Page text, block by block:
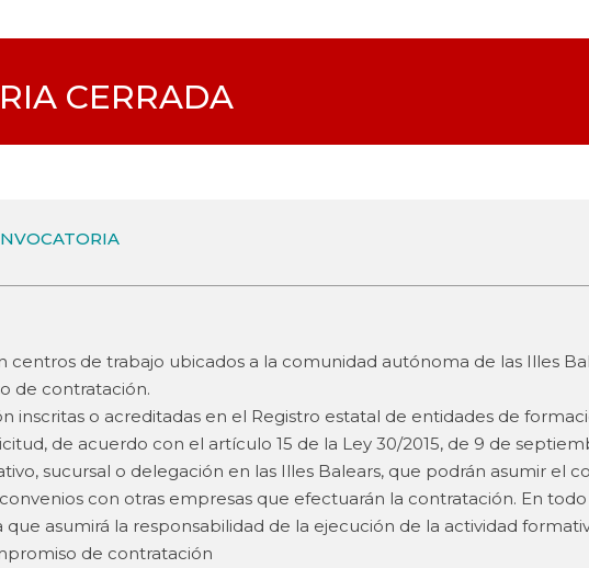
CERRADA
centros de trabajo ubicados a la comunidad autónoma de las Illes
de contratación.
inscritas o acreditadas en el Registro estatal de entidades de
de acuerdo con el artículo 15 de la Ley 30/2015, de 9 de
sucursal o delegación en las Illes Balears, que podrán asumir el
con otras empresas que efectuarán la contratación. En todo
asumirá la responsabilidad de la ejecución de la actividad
de contratación